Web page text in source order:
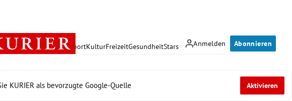
Anmelden Abonnieren
PolitikWirtschaft SportKulturFreizeitGesundheitStars
KURIER als bevorzugte Google-Quelle Aktivieren